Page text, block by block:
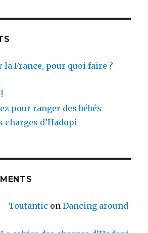
la France, pour quoi faire ?
pour ranger des bébés
charges d’Hadopi
Toutantic onDancing around